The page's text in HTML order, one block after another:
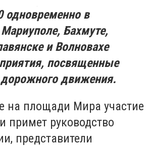
одновременно в
Бахмуте,
и Волновахе
посвященные
дорожного движения.
на площади Мира участие
примет руководство
представители